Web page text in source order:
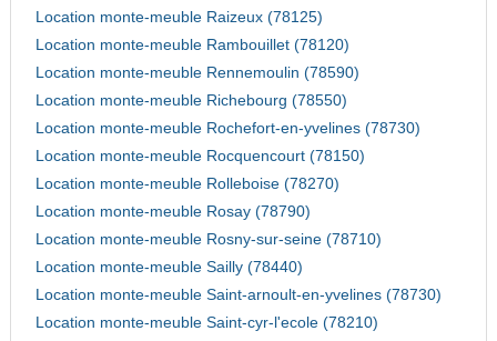
Location monte-meuble Raizeux (78125)
Location monte-meuble Rambouillet (78120)
Location monte-meuble Rennemoulin (78590)
Location monte-meuble Richebourg (78550)
Location monte-meuble Rochefort-en-yvelines (78730)
Location monte-meuble Rocquencourt (78150)
Location monte-meuble Rolleboise (78270)
Location monte-meuble Rosay (78790)
Location monte-meuble Rosny-sur-seine (78710)
Location monte-meuble Sailly (78440)
Location monte-meuble Saint-arnoult-en-yvelines (78730)
Location monte-meuble Saint-cyr-l'ecole (78210)